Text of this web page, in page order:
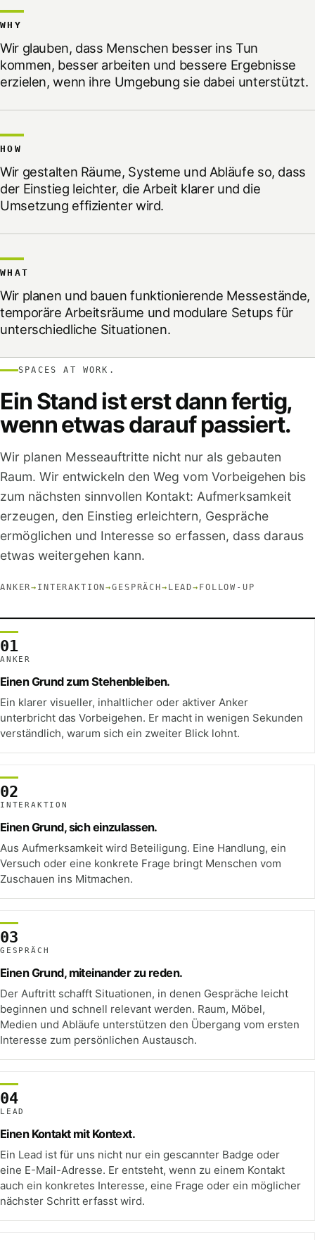
WHY
Wir glauben, dass Menschen besser ins Tun
kommen, besser arbeiten und bessere Ergebnisse
erzielen, wenn ihre Umgebung sie dabei unterstützt.
HOW
Wir gestalten Räume, Systeme und Abläufe so, dass
der Einstieg leichter, die Arbeit klarer und die
Umsetzung effizienter wird.
WHAT
Wir planen und bauen funktionierende Messestände,
temporäre Arbeitsräume und modulare Setups für
unterschiedliche Situationen.
SPACES AT WORK.
Ein Stand ist erst dann fertig,
wenn etwas darauf passiert.
Wir planen Messeauftritte nicht nur als gebauten
Raum. Wir entwickeln den Weg vom Vorbeigehen bis
zum nächsten sinnvollen Kontakt: Aufmerksamkeit
erzeugen, den Einstieg erleichtern, Gespräche
ermöglichen und Interesse so erfassen, dass daraus
etwas weitergehen kann.
ANKER→ INTERAKTION→GESPRÄCH → LEAD→ FOLLOW-UP
01
ANKER
Einen Grund zum Stehenbleiben.
Ein klarer visueller, inhaltlicher oder aktiver Anker
unterbricht das Vorbeigehen. Er macht in wenigen Sekunden
verständlich, warum sich ein zweiter Blick lohnt.
02
INTERAKTION
Einen Grund, sich einzulassen.
Aus Aufmerksamkeit wird Beteiligung. Eine Handlung, ein
Versuch oder eine konkrete Frage bringt Menschen vom
Zuschauen ins Mitmachen.
03
GESPRÄCH
Einen Grund, miteinander zu reden.
Der Auftritt schafft Situationen, in denen Gespräche leicht
beginnen und schnell relevant werden. Raum, Möbel,
Medien und Abläufe unterstützen den Übergang vom ersten
Interesse zum persönlichen Austausch.
04
LEAD
Einen Kontakt mit Kontext.
Ein Lead ist für uns nicht nur ein gescannter Badge oder
eine E-Mail-Adresse. Er entsteht, wenn zu einem Kontakt
auch ein konkretes Interesse, eine Frage oder ein möglicher
nächster Schritt erfasst wird.